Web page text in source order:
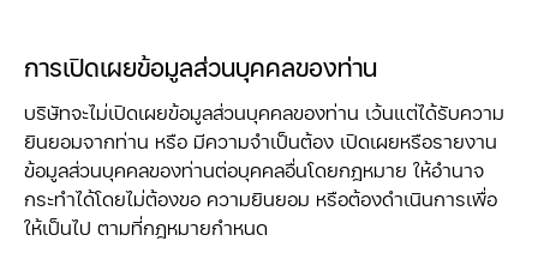
การเปิดเผยข้อมูลส่วนบุคคลของท่าน
บริษัทจะไม่เปิดเผยข้อมูลส่วนบุคคลของท่าน เว้นแต่ได้รับความ
ยินยอมจากท่าน หรือ มีความจำเป็นต้อง เปิดเผยหรือรายงาน
ข้อมูลส่วนบุคคลของท่านต่อบุคคลอื่นโดยกฎหมาย ให้อำนาจ
กระทำได้โดยไม่ต้องขอ ความยินยอม หรือต้องดำเนินการเพื่อ
ให้เป็นไป ตามที่กฎหมายกำหนด